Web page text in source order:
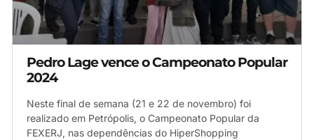
Pedro Lage vence o Campeonato Popular
2024
Neste final de semana (21 e 22 de novembro) foi
realizado em Petrópolis, o Campeonato Popular da
FEXERJ, nas dependências do HiperShopping